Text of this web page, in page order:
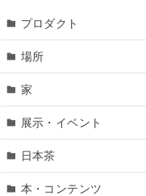
プロダクト
場所
家
展示・イベント
日本茶
本・コンテンツ